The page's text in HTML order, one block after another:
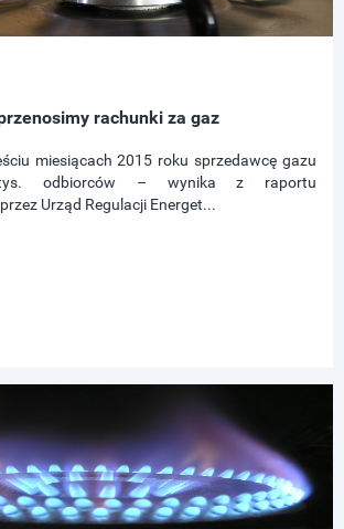
rachunki za gaz
miesiącach 2015 roku sprzedawcę gazu
odbiorców – wynika z raportu
Urząd Regulacji Energet...